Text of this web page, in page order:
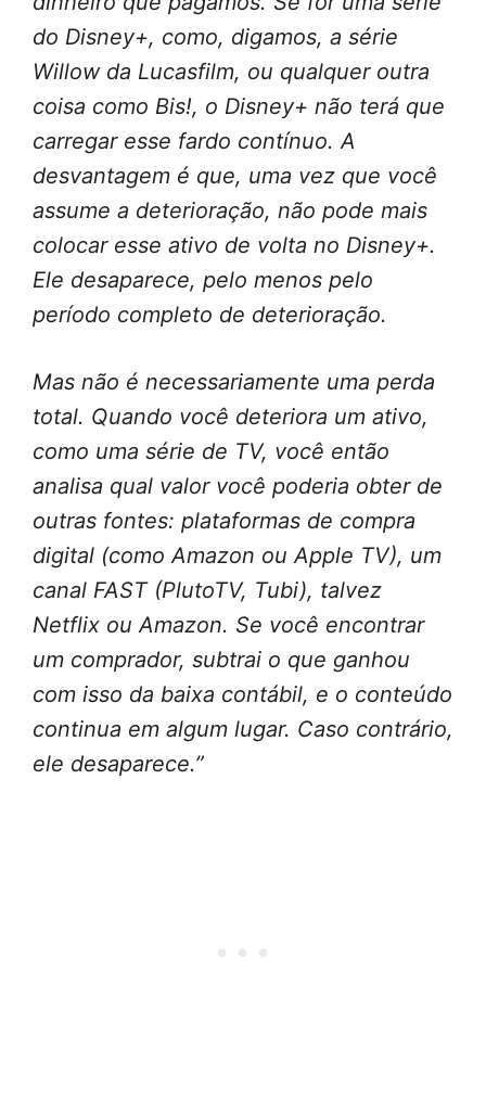
do Disney+, como, digamos, a série
Willow da Lucasfilm, ou qualquer outra
coisa como Bis!, o Disney+ não terá que
carregar esse fardo contínuo. A
desvantagem é que, uma vez que você
assume a deterioração, não pode mais
colocar esse ativo de volta no Disney+.
Ele desaparece, pelo menos pelo
período completo de deterioração.
Mas não é necessariamente uma perda
total. Quando você deteriora um ativo,
como uma série de TV, você então
analisa qual valor você poderia obter de
outras fontes: plataformas de compra
digital (como Amazon ou Apple TV), um
canal FAST (PlutoTV, Tubi), talvez
Netflix ou Amazon. Se você encontrar
um comprador, subtrai o que ganhou
com isso da baixa contábil, e o conteúdo
continua em algum lugar. Caso contrário,
ele desaparece.”